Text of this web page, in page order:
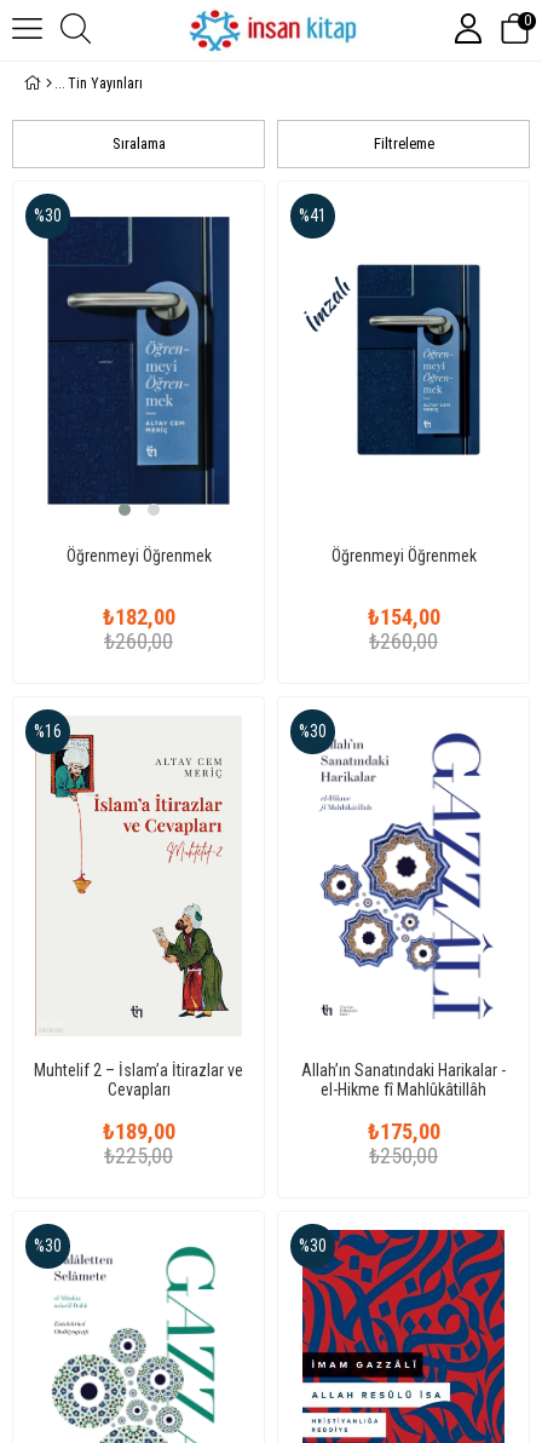
0
Tin Yayınları
Filtreleme
Sıralama
Öğrenmeyi Öğrenmek
₺182,00
₺260,00
%30
Öğrenmeyi Öğrenmek
₺154,00
₺260,00
%41
Muhtelif 2 – İslam’a İtirazlar ve
Cevapları
₺189,00
₺225,00
%16
Allah’ın Sanatındaki Harikalar -
el-Hikme fî Mahlûkâtillâh
₺175,00
₺250,00
%30
%30 %30